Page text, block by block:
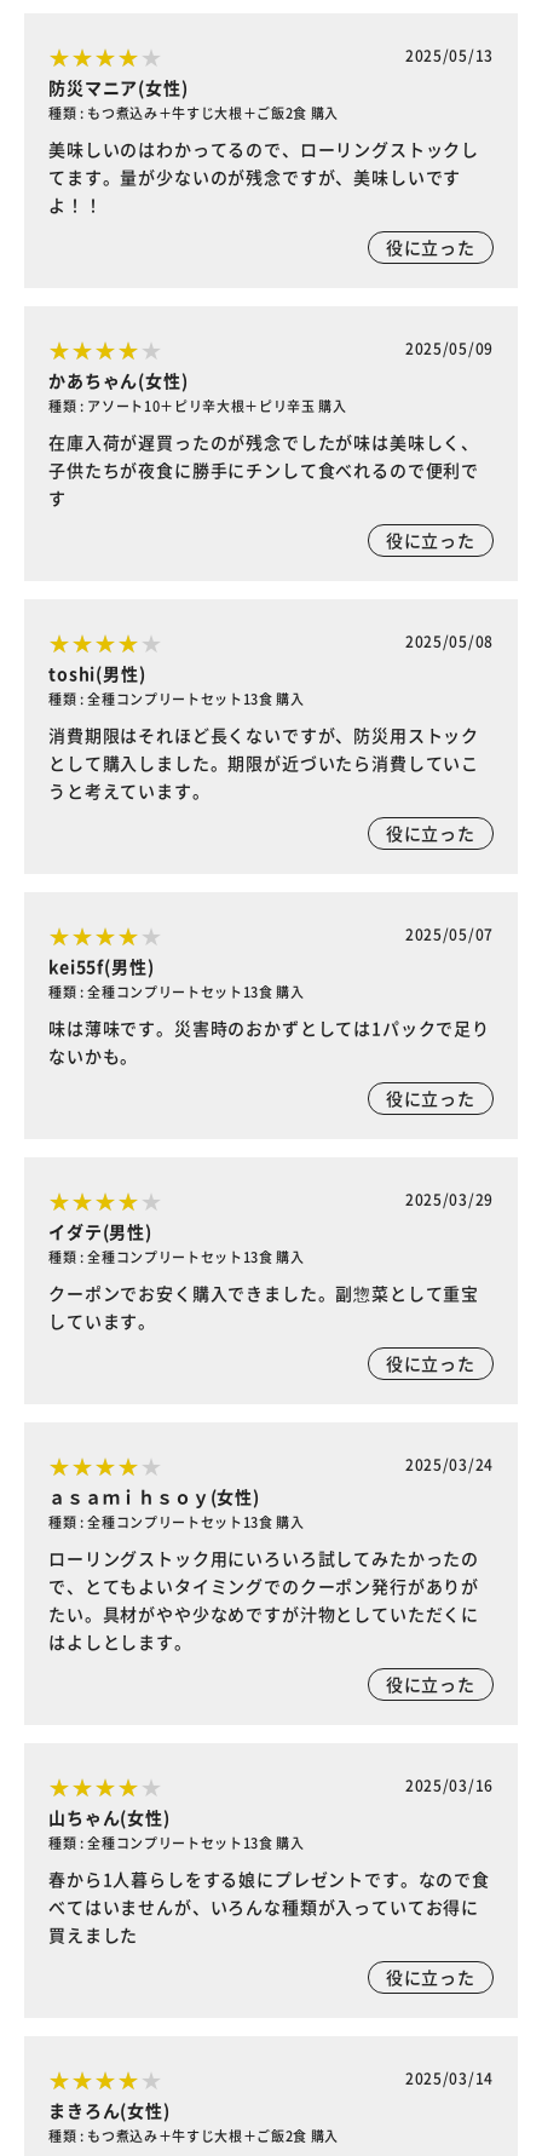
2025/05/13
防災マニア(女性)
種類 : もつ煮込み＋牛すじ大根＋ご飯2食 購入
美味しいのはわかってるので、ローリングストックし
てます。量が少ないのが残念ですが、美味しいです
よ！！
役に立った
2025/05/09
かあちゃん(女性)
種類 : アソート10＋ピリ辛大根＋ピリ辛玉 購入
在庫入荷が遅買ったのが残念でしたが味は美味しく、
子供たちが夜食に勝手にチンして食べれるので便利で
す
役に立った
2025/05/08
toshi(男性)
種類 : 全種コンプリートセット13食 購入
消費期限はそれほど長くないですが、防災用ストック
として購入しました。期限が近づいたら消費していこ
うと考えています。
役に立った
2025/05/07
kei55f(男性)
種類 : 全種コンプリートセット13食 購入
味は薄味です。災害時のおかずとしては1パックで足り
ないかも。
役に立った
2025/03/29
イダテ(男性)
種類 : 全種コンプリートセット13食 購入
クーポンでお安く購入できました。副惣菜として重宝
しています。
役に立った
2025/03/24
ａｓａｍｉｈｓｏｙ(女性)
種類 : 全種コンプリートセット13食 購入
ローリングストック用にいろいろ試してみたかったの
で、とてもよいタイミングでのクーポン発行がありが
たい。具材がやや少なめですが汁物としていただくに
はよしとします。
役に立った
2025/03/16
山ちゃん(女性)
種類 : 全種コンプリートセット13食 購入
春から1人暮らしをする娘にプレゼントです。なので食
べてはいませんが、いろんな種類が入っていてお得に
買えました
役に立った
2025/03/14
まきろん(女性)
種類 : もつ煮込み＋牛すじ大根＋ご飯2食 購入